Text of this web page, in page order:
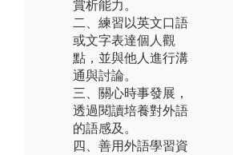
賞析能力。
二、練習以英文口語
或文字表達個人觀
點，並與他人進行溝
通與討論。
三、關心時事發展，
透過閱讀培養對外語
的語感及。
四、善用外語學習資